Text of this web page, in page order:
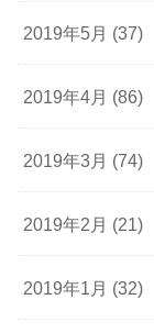
2019年5月 (37)
2019年4月 (86)
2019年3月 (74)
2019年2月 (21)
2019年1月 (32)